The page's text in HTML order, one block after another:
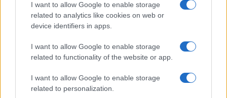
I want to allow Google to enable storage
related to analytics like cookies on web or
device identifiers in apps.
I want to allow Google to enable storage
related to functionality of the website or app.
I want to allow Google to enable storage
related to personalization.
MotoGP e Olimpiadi. Le ultime news dalle competizioni
nazionali e internazionali, gli highlight delle partite, le
interviste ai protagonisti e i risultati in tempo reale di tutte
SEZIONI
Calcio